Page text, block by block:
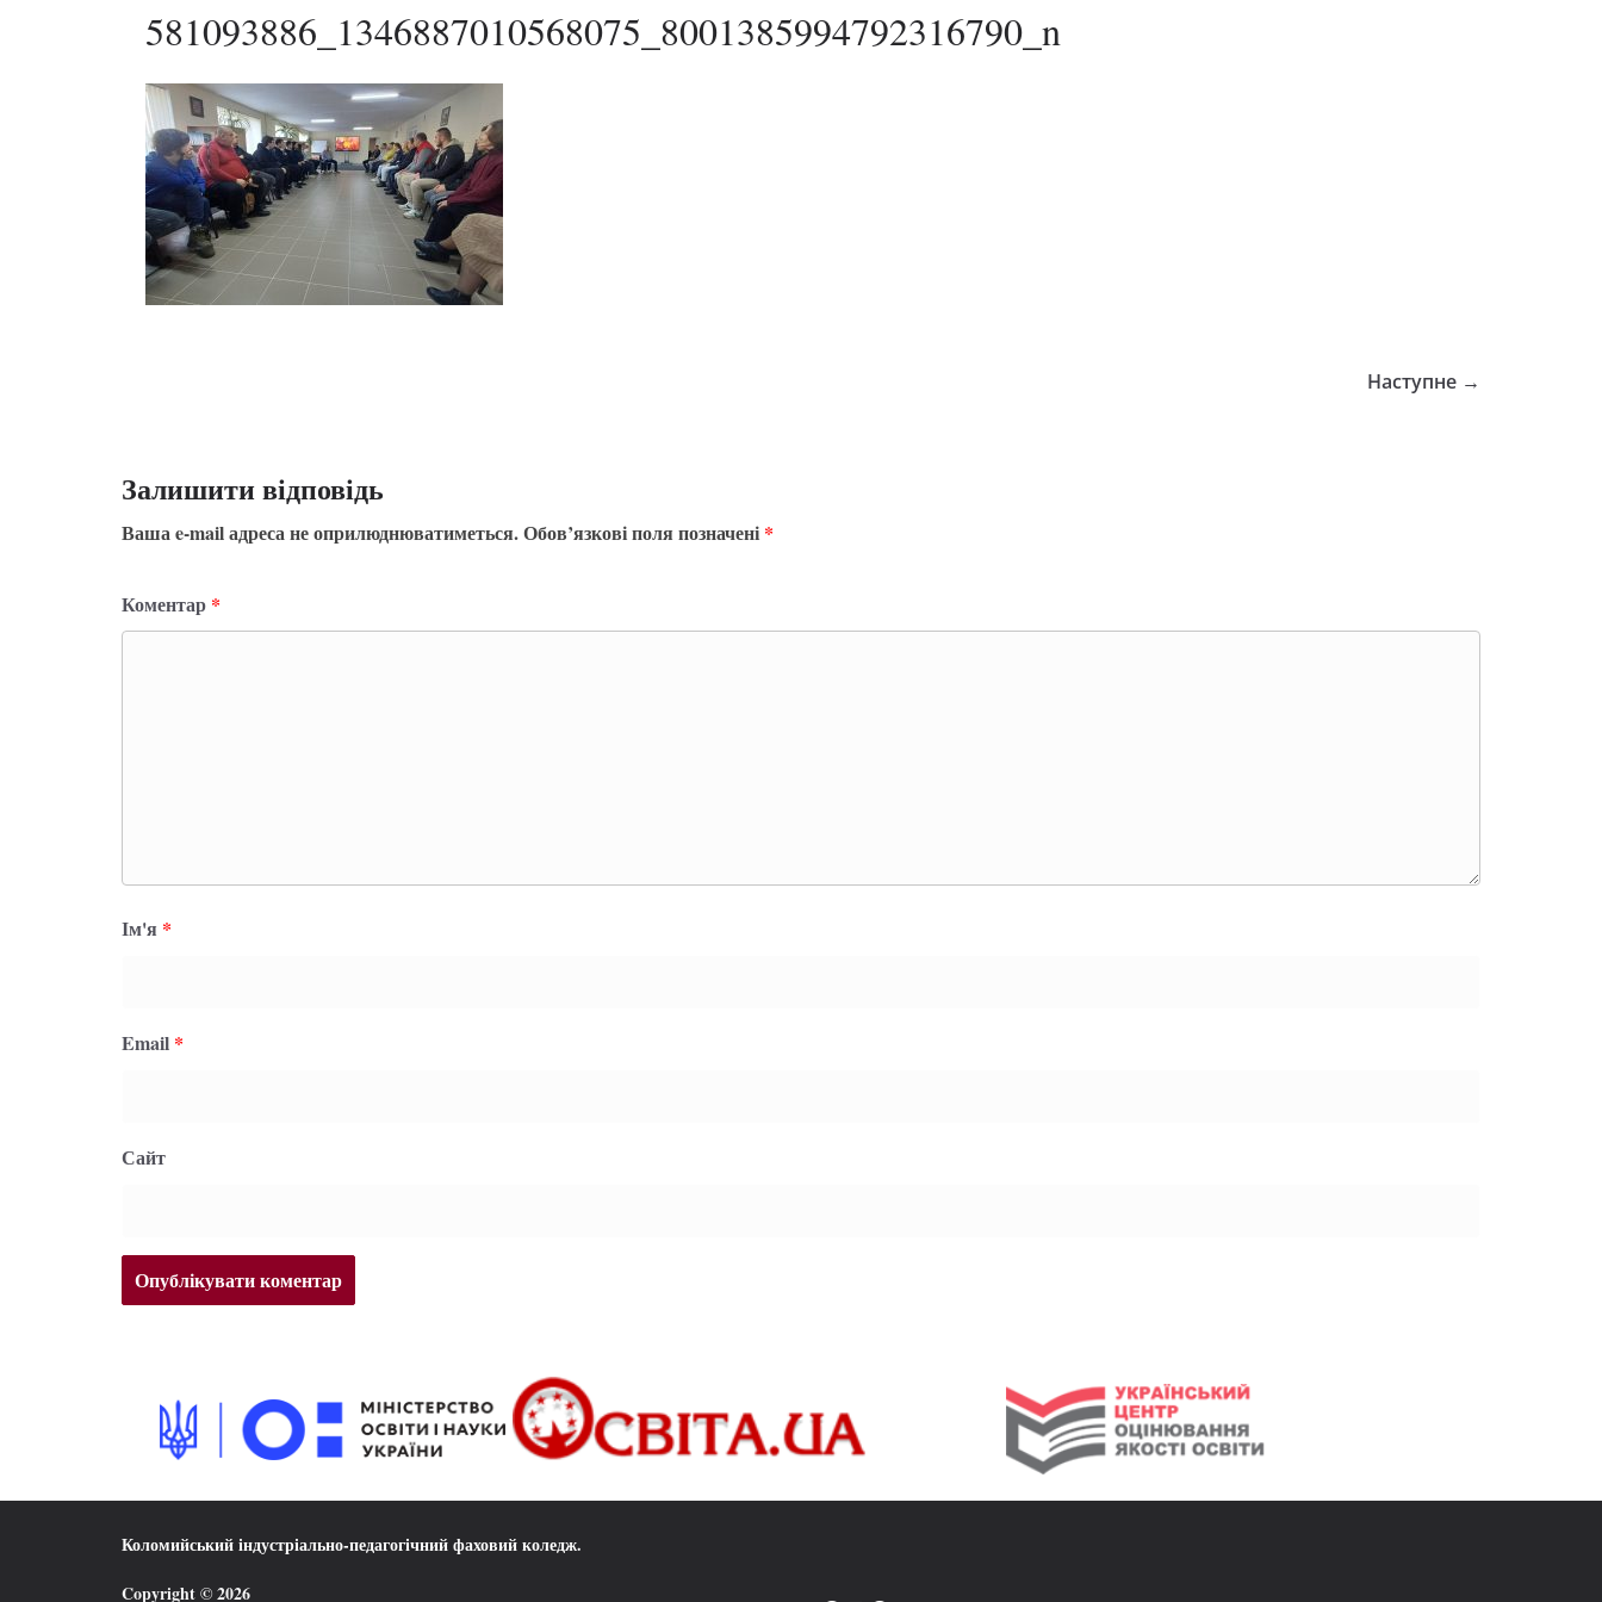
581093886_1346887010568075_8001385994792316790_n
Наступне →
Залишити відповідь
Ваша e-mail адреса не оприлюднюватиметься.Обов’язкові поля позначені *
Коментар *
Ім'я *
Email *
Сайт
Коломийський індустріально-педагогічний фаховий коледж.
Copyright © 2026